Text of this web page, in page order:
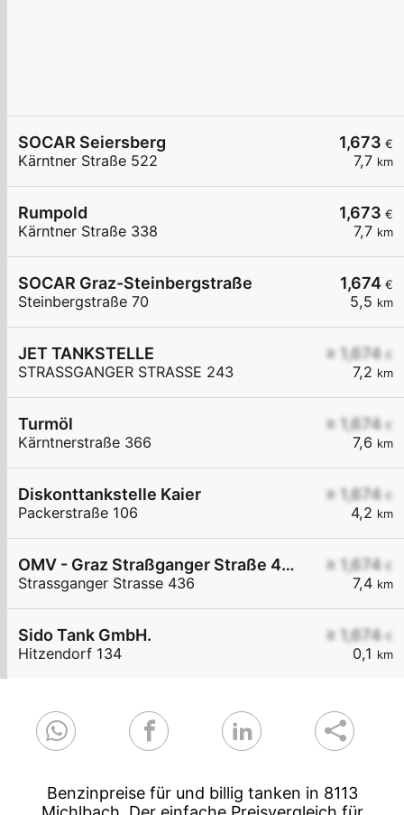
1,673 €
7,7 km
SOCAR Seiersberg
Kärntner Straße 522
1,673 €
7,7 km
Rumpold
Kärntner Straße 338
1,674 €
5,5 km
SOCAR Graz-Steinbergstraße
Steinbergstraße 70
≥ 1,674 €
7,2 km
JET TANKSTELLE
STRASSGANGER STRASSE 243
≥ 1,674 €
7,6 km
Turmöl
Kärntnerstraße 366
≥ 1,674 €
4,2 km
Diskonttankstelle Kaier
Packerstraße 106
≥ 1,674 €
7,4 km
OMV - Graz Straßganger Straße 436
Strassganger Strasse 436
≥ 1,674 €
0,1 km
Sido Tank GmbH.
Hitzendorf 134
Benzinpreise für und billig tanken in 8113